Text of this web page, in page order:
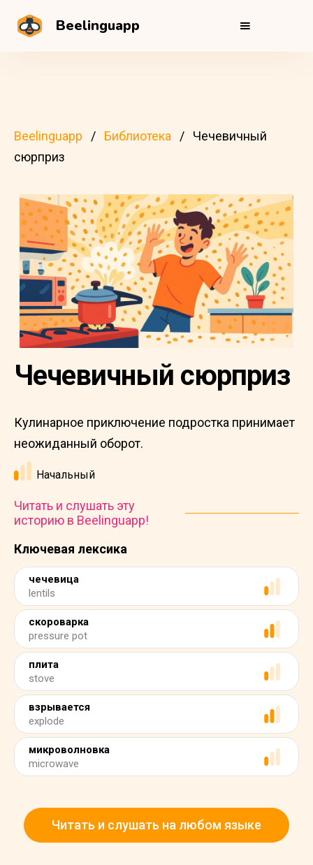
Beelinguapp
Beelinguapp Библиотека
Чечевичный
сюрприз
Ключевая лексика
чечевица
lentils
скороварка
pressure pot
плита
stove
взрывается
explode
микроволновка
microwave
Чечевичный сюрприз
Кулинарное приключение подростка принимает
неожиданный оборот.
Начальный
Читать и слушать эту
историю в Beelinguapp!
Читать и слушать на любом языке